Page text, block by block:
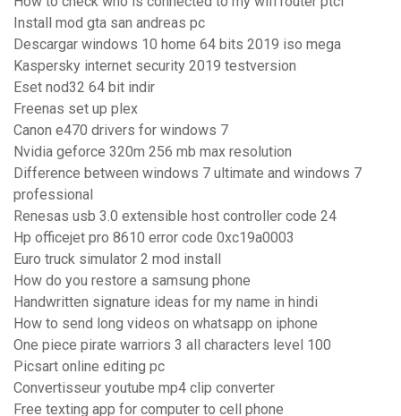
Install mod gta san andreas pc
Descargar windows 10 home 64 bits 2019 iso mega
Kaspersky internet security 2019 testversion
Eset nod32 64 bit indir
Freenas set up plex
Canon e470 drivers for windows 7
Nvidia geforce 320m 256 mb max resolution
Difference between windows 7 ultimate and windows 7
professional
Renesas usb 3.0 extensible host controller code 24
Hp officejet pro 8610 error code 0xc19a0003
Euro truck simulator 2 mod install
How do you restore a samsung phone
Handwritten signature ideas for my name in hindi
How to send long videos on whatsapp on iphone
One piece pirate warriors 3 all characters level 100
Picsart online editing pc
Convertisseur youtube mp4 clip converter
Free texting app for computer to cell phone